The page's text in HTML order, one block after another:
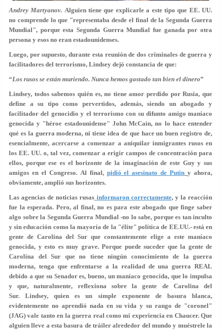
Andrey Martyanov. Alguien tiene que explicarle a este tipo que EE. UU.
no comprende lo que "representaba desde el final de la Segunda Guerra
Mundial", porque esta Segunda Guerra Mundial fue ganada por otra
persona y esos no eran estadounidenses.
Luego, por supuesto, durante esta reunión de dos criminales de guerra y
facilitadores del terrorismo, Lindsey dejó constancia de que:
“Los rusos se están muriendo. Nunca hemos gastado tan bien el dinero”
Lindsey, todos sabemos quién es, no tiene amor perdido por Rusia, que
define a su tipo como pervertidos, además, siendo un abogado y
facilitador del genocidio y el terrorismo con su difunto amigo maníaco
genocida y "héroe estadounidense" John McCain, no lo hace entender
qué es la guerra moderna, ni tiene idea de que hace un buen registro de,
esencialmente, acercarse a comenzar a aniquilar inmigrantes rusos en
los EE. UU. o, tal vez, comenzar a erigir campos de concentración para
ellos, porque ese es el horizonte de la imaginación de este Guy y sus
amigos en el Congreso. Al final, pidió el asesinato de Putin y ahora,
obviamente, amplió sus horizontes.
Las agencias de noticias rusas informaron correctamente,y la reacción
fue la esperada. Pero, al final, no es para este abogado que finge saber
algo sobre la Segunda Guerra Mundial -no lo sabe, porque es tan inculto
y sin educación como la mayoría de la "élite" política de EE.UU.- está en
gente de Carolina del Sur que constantemente elige a este maníaco
genocida, y esto es muy grave. Porque puede suceder que la gente de
Carolina del Sur que no tiene ningún conocimiento de la guerra
moderna, tenga que enfrentarse a la realidad de una guerra REAL
debido a que su Senador es, bueno, un maníaco genocida, que lo impulsa
y que, naturalmente, reflexiona sobre la gente de Carolina del
Sur. Lindsey, quien es un simple exponente de basura blanca,
evidentemente no aprendió nada en su vida y su rango de "coronel"
(JAG) vale tanto en la guerra real como mi experiencia en Chaucer. Que
alguien lleve a esta basura de tráiler alrededor del mundo y muéstrele la